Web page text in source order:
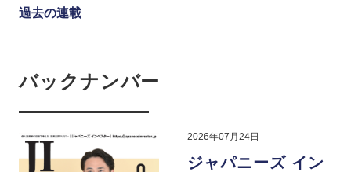
過去の連載
バックナンバー
2026年07月24日
ジャパニーズ イン